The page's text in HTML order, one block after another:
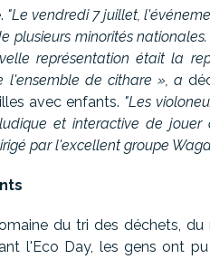
"Le vendredi 7 juillet,
minorités
représentation était la
l'ensemble de cithare », a
avec enfants. "Les
et interactive de jouer
par l'excellent groupe
du tri des déchets,
l'Eco Day, les gens ont